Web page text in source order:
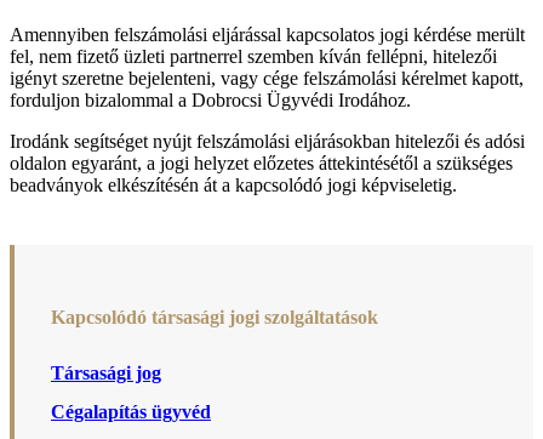
Amennyiben felszámolási eljárással kapcsolatos jogi kérdése merült
fel, nem fizető üzleti partnerrel szemben kíván fellépni, hitelezői
igényt szeretne bejelenteni, vagy cége felszámolási kérelmet kapott,
forduljon bizalommal a Dobrocsi Ügyvédi Irodához.
Irodánk segítséget nyújt felszámolási eljárásokban hitelezői és adósi
oldalon egyaránt, a jogi helyzet előzetes áttekintésétől a szükséges
beadványok elkészítésén át a kapcsolódó jogi képviseletig.
Kapcsolódó társasági jogi szolgáltatások
Társasági jog
Cégalapítás ügyvéd